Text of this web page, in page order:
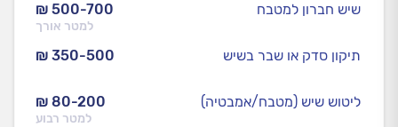
₪ 500-700
למטר אורך
שיש חברון למטבח
₪ 350-500 תיקון סדק או שבר בשיש
₪ 80-200
למטר רבוע
ליטוש שיש (מטבח/אמבטיה)